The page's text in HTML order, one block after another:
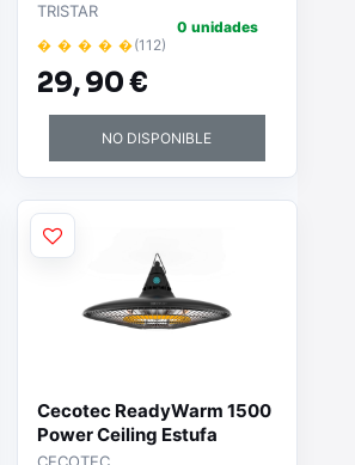
TRISTAR
� � � � �(112)
29,90 €
0 unidades
NO DISPONIBLE
Cecotec ReadyWarm 1500
Power Ceiling Estufa
Halogena de Techo para